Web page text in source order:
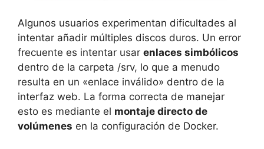
Algunos usuarios experimentan dificultades al
intentar añadir múltiples discos duros. Un error
frecuente es intentar usar enlaces simbólicos
dentro de la carpeta /srv, lo que a menudo
resulta en un «enlace inválido» dentro de la
interfaz web. La forma correcta de manejar
esto es mediante el montaje directo de
volúmenes en la configuración de Docker.